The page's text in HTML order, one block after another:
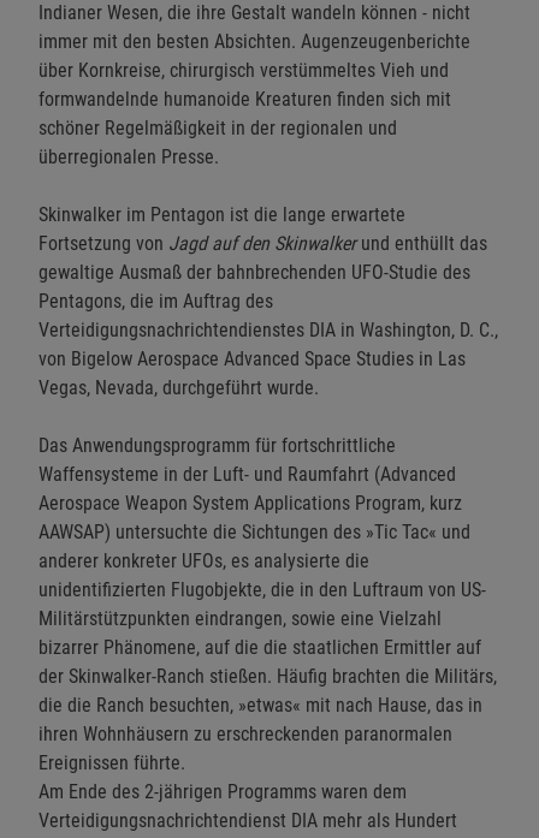
Indianer Wesen, die ihre Gestalt wandeln können - nicht
immer mit den besten Absichten. Augenzeugenberichte
über Kornkreise, chirurgisch verstümmeltes Vieh und
formwandelnde humanoide Kreaturen finden sich mit
schöner Regelmäßigkeit in der regionalen und
überregionalen Presse.
Skinwalker im Pentagon ist die lange erwartete
Fortsetzung von Jagd auf den Skinwalkerund enthüllt das
gewaltige Ausmaß der bahnbrechenden UFO-Studie des
Pentagons, die im Auftrag des
Verteidigungsnachrichtendienstes DIA in Washington, D. C.,
von Bigelow Aerospace Advanced Space Studies in Las
Vegas, Nevada, durchgeführt wurde.
Das Anwendungsprogramm für fortschrittliche
Waffensysteme in der Luft- und Raumfahrt (Advanced
Aerospace Weapon System Applications Program, kurz
AAWSAP) untersuchte die Sichtungen des »Tic Tac« und
anderer konkreter UFOs, es analysierte die
unidentifizierten Flugobjekte, die in den Luftraum von US-
Militärstützpunkten eindrangen, sowie eine Vielzahl
bizarrer Phänomene, auf die die staatlichen Ermittler auf
der Skinwalker-Ranch stießen. Häufig brachten die Militärs,
die die Ranch besuchten, »etwas« mit nach Hause, das in
ihren Wohnhäusern zu erschreckenden paranormalen
Ereignissen führte.
Am Ende des 2-jährigen Programms waren dem
Verteidigungsnachrichtendienst DIA mehr als Hundert